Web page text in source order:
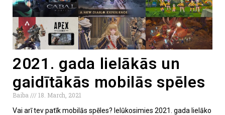
2021. gada lielākās un
gaidītākās mobilās spēles
Baiba
18. March, 2021
Vai arī tev patīk mobilās spēles? Ielūkosimies 2021. gada lielāko